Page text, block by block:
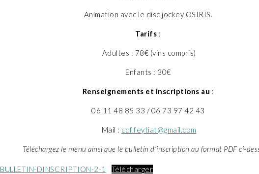
Animation avec le disc jockey OSIRIS.
Tarifs :
Adultes : 78€ (vins compris)
Enfants : 30€
Renseignements et inscriptions au :
06 11 48 85 33 / 06 73 97 42 43
Mail : cdf.feytiat@gmail.com
Téléchargez le menu ainsi que le bulletin d’inscription au format PDF ci-
BULLETIN-DINSCRIPTION-2-1
Télécharger